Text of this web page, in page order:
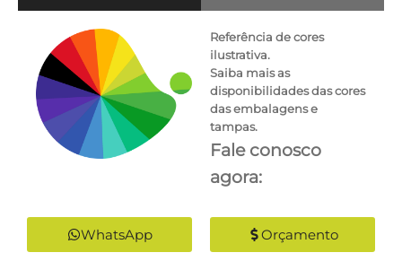
Referência de cores
ilustrativa.
Saiba mais as
disponibilidades das cores
das embalagens e
tampas.
Fale conosco
agora:
WhatsApp Orçamento